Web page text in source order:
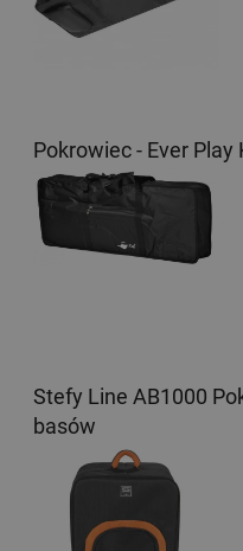
Pokrowiec - Ever Play
Stefy Line AB1000
basów